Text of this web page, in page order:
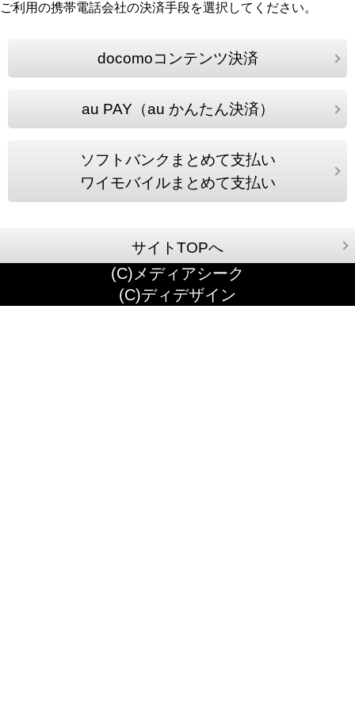
ご利用の携帯電話会社の決済手段を選択してください。
docomoコンテンツ決済
au PAY（au かんたん決済）
ソフトバンクまとめて支払い
ワイモバイルまとめて支払い
サイトTOPへ
(C)メディアシーク
(C)ディデザイン